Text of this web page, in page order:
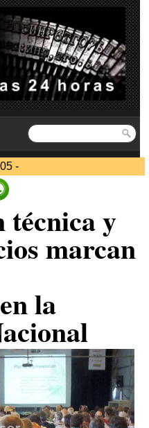
-
y
marcan
la